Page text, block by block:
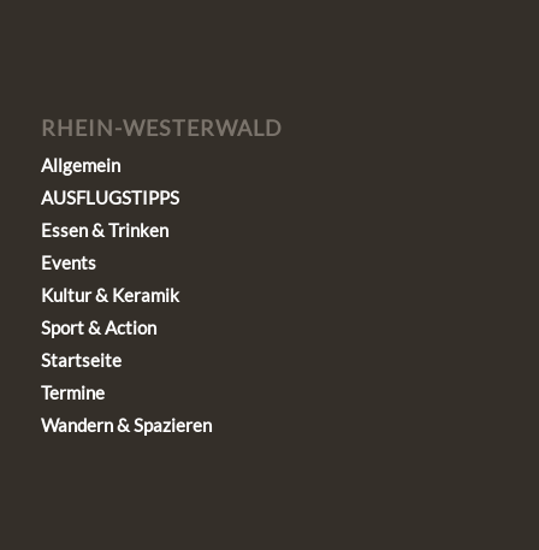
RHEIN-WESTERWALD
Allgemein
AUSFLUGSTIPPS
Essen & Trinken
Events
Kultur & Keramik
Sport & Action
Startseite
Termine
Wandern & Spazieren